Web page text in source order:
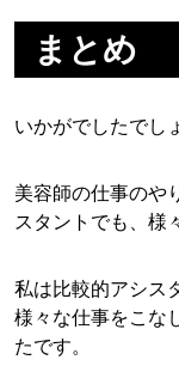
まとめ
いかがでしたでし
美容師の仕事のや
スタントでも、様
私は比較的アシス
様々な仕事をこな
たです。